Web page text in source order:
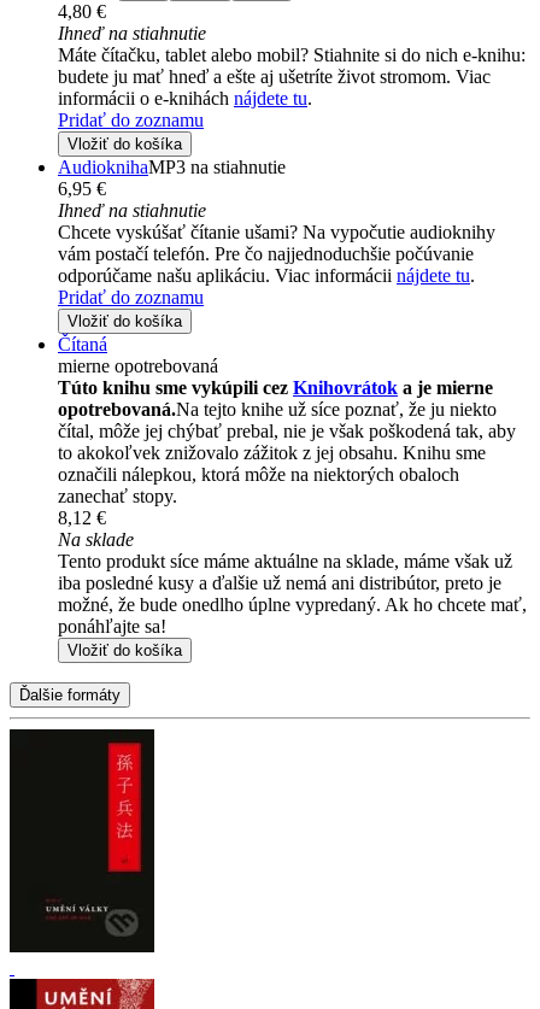
4,80 €
Ihneď na stiahnutie
Máte čítačku, tablet alebo mobil? Stiahnite si do nich e-knihu:
budete ju mať hneď a ešte aj ušetríte život stromom. Viac
informácii o e-knihách nájdete tu.
Pridať do zoznamu
Vložiť do košíka
AudioknihaMP3 na stiahnutie
6,95 €
Ihneď na stiahnutie
Chcete vyskúšať čítanie ušami? Na vypočutie audioknihy
vám postačí telefón. Pre čo najjednoduchšie počúvanie
odporúčame našu aplikáciu. Viac informácii nájdete tu.
Pridať do zoznamu
Vložiť do košíka
Čítaná
mierne opotrebovaná
Túto knihu sme vykúpili cez Knihovrátok a je mierne
opotrebovaná.Na tejto knihe už síce poznať, že ju niekto
čítal, môže jej chýbať prebal, nie je však poškodená tak, aby
to akokoľvek znižovalo zážitok z jej obsahu. Knihu sme
označili nálepkou, ktorá môže na niektorých obaloch
zanechať stopy.
8,12 €
Na sklade
Tento produkt síce máme aktuálne na sklade, máme však už
iba posledné kusy a ďalšie už nemá ani distribútor, preto je
možné, že bude onedlho úplne vypredaný. Ak ho chcete mať,
ponáhľajte sa!
Vložiť do košíka
Ďalšie formáty